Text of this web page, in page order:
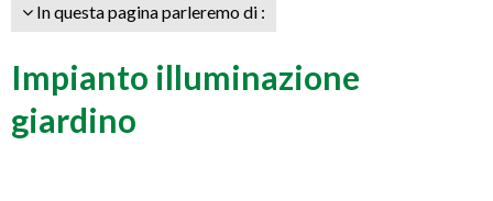
In questa pagina parleremo di :
Impianto illuminazione
giardino